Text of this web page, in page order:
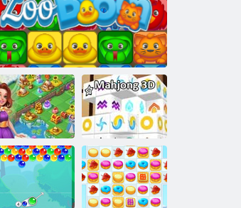
םוב תויחה ןג
םסקו תויפ ץרא
גוזימ
Mahjong 3d